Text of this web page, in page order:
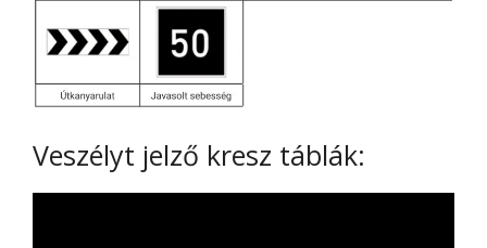
Veszélyt jelző kresz táblák: